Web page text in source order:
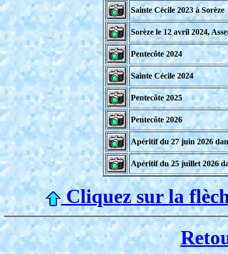
Sainte Cécile 2023 à Sorèze
Sorèze le 12 avril 2024,
Pentecôte 2024
Sainte Cécile 2024
Pentecôte 2025
Pentecôte 2026
Apéritif du 27 juin 2026
Apéritif du 25 juillet 2026
Cliquez sur la